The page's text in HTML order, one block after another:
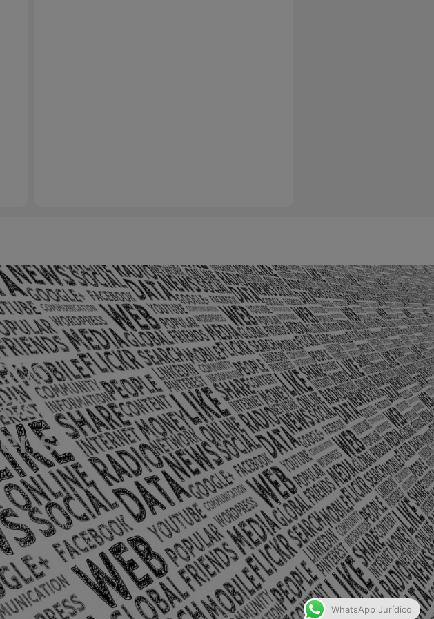
Chagas Freitas – 3.780 – Colônia Santo Antônio – Barra Mansa
das 9h às 17h
WhatsApp Jurídico